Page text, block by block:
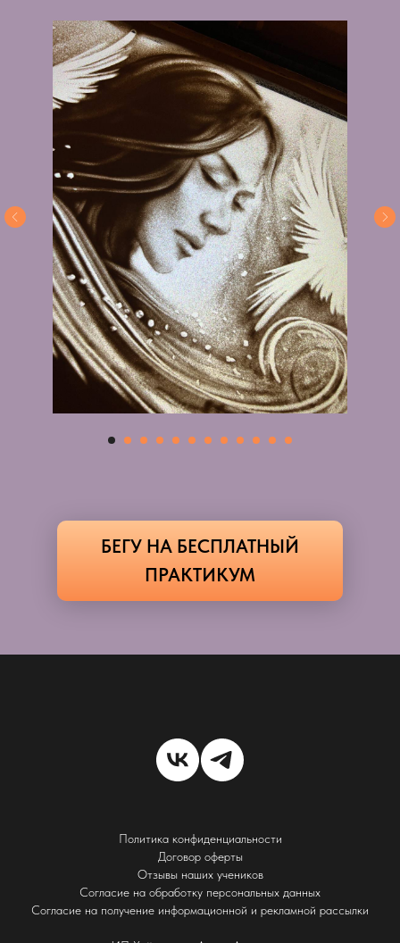
БЕГУ НА БЕСПЛАТНЫЙ
ПРАКТИКУМ
Политика конфиденциальности
Договор оферты
Отзывы наших учеников
Согласие на обработку персональных данных
Согласие на получение информационной и рекламной рассылки